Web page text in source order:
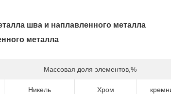
шва и наплавленного металла
металла
Массовая доля элементов,%
Никель Хром